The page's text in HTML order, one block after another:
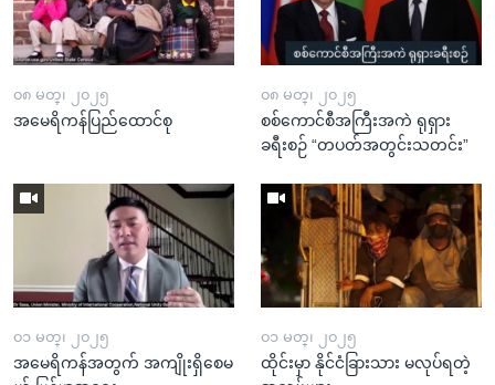
၀၈ မတ္၊ ၂၀၂၅
အမေရိကန်ပြည်ထောင်စု
၀၈ မတ္၊ ၂၀၂၅
စစ်ကောင်စီအကြီးအကဲ ရုရှား
ခရီးစဉ် “တပတ်အတွင်းသတင်း”
၀၁ မတ္၊ ၂၀၂၅
အမေရိကန်အတွက် အကျိုးရှိစေမ
၀၁ မတ္၊ ၂၀၂၅
ထိုင်းမှာ နိုင်ငံခြားသား မလုပ်ရတဲ့